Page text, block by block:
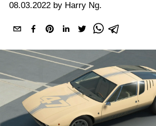
08.03.2022 by Harry Ng.